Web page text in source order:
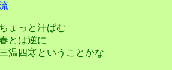
ょっと汗ばむ
とは逆に
温四寒ということかな